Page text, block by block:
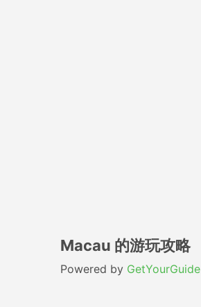
Macau 的游玩攻略
Powered by GetYourGuide